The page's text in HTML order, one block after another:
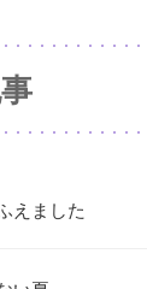
えました